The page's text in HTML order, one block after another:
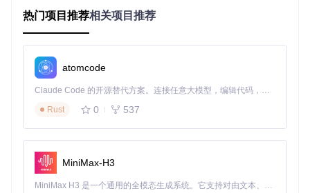
    D --> F[生成EFI配置]
硬件兼容性矩阵
硬件
类型
Intel C
Coffee Lake及
AMD
CPU
Ryzen 100
集成
显卡
0
热门项目推荐相关项目推荐
atomcode
Claude Code 的开源替代方案。连接任意大模型，编辑代码，运行命令，自动验证 — 全自动执行。用 Rust 构建，极致性能。 ｜ An open-source alternative to Claude Code. Connect any LLM, edit code, run commands, and verify changes — autonomously. Built in Rust for speed. Get Started
Rust
0 537
MiniMax-H3
MiniMax H3 是一个通用的全模态生成系统。它支持对由文本、图像、视频和音频组成的多模态上下文进行统一理解，并能生成分辨率高达 2K、时长可达 15 秒的带原生立体声音频的视频。得益于面向任务泛化的系统设计，H3 在预训练阶段就已具备广泛的多模态上下文理解与生成能力，能够出色地执行复杂的多模态指令。